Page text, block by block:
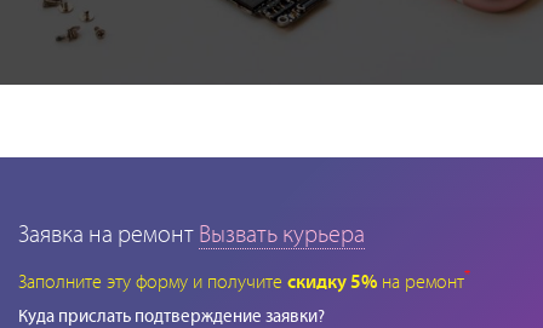
Заявка на ремонт Вызвать курьера
Заполните эту форму и получите скидку 5% на ремонт*
Куда прислать подтверждение заявки?